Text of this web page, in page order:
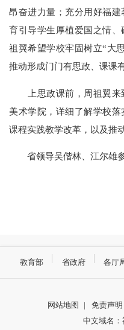
昂奋进力量；充分用好福
育引导学生厚植爱国之情
祖翼希望学校牢固树立“大
推动形成门门有思政、课课
上思政课前，周祖翼来
美术学院，详细了解学校
课程实践教学改革，以及推
省领导吴偕林、江尔雄参
教育部 省政府 各厅
网站地图 | 免责声明
中文域名